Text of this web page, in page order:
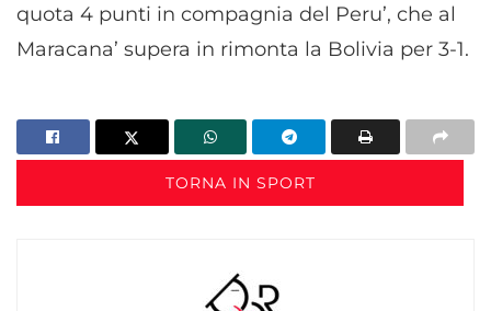
quota 4 punti in compagnia del Peru’, che al
Maracana’ supera in rimonta la Bolivia per 3-1.
TORNA IN SPORT